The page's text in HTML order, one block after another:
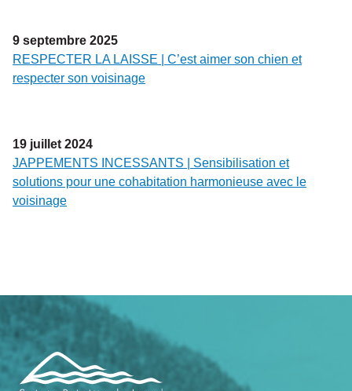
9 septembre 2025
RESPECTER LA LAISSE | C’est aimer son chien et
respecter son voisinage
19 juillet 2024
JAPPEMENTS INCESSANTS | Sensibilisation et
solutions pour une cohabitation harmonieuse avec le
voisinage
Navigation
de